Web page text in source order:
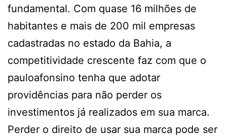
fundamental. Com quase 16 milhões de
habitantes e mais de 200 mil empresas
cadastradas no estado da Bahia, a
competitividade crescente faz com que o
pauloafonsino tenha que adotar
providências para não perder os
investimentos já realizados em sua marca.
Perder o direito de usar sua marca pode ser